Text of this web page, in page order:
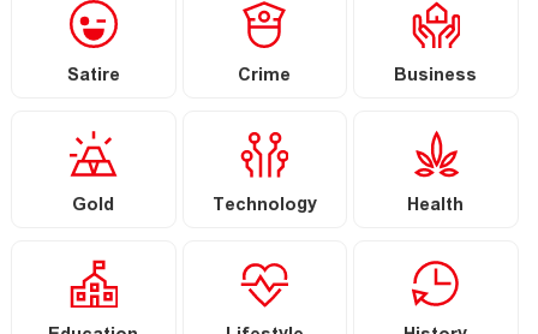
Satire Crime Business
Gold Technology Health